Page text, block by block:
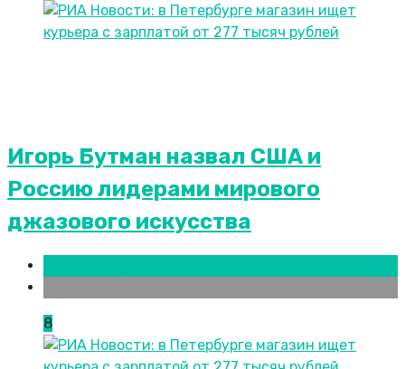
Игорь Бутман назвал США и
Россию лидерами мирового
джазового искусства
8